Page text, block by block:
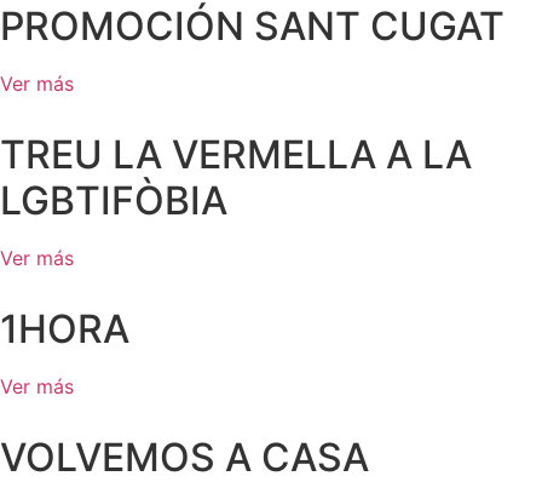
PROMOCIÓN SANT CUGAT
Ver más
TREU LA VERMELLA A LA
LGBTIFÒBIA
Ver más
1HORA
Ver más
VOLVEMOS A CASA